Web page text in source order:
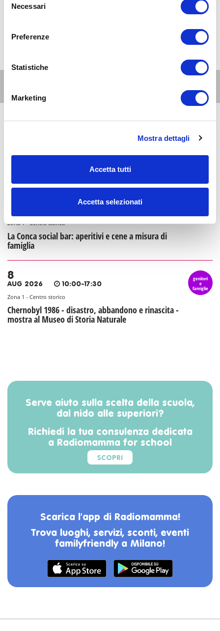
delNecessari
Preferenze
Statistiche
Marketing
Mostra dettagli
Accetta tutti
Accetta selezionati
Altri eventi per questa età
e
famiglie
Zona 1 - Centro storico
La Conca social bar: aperitivi e cene a misura di
famiglia
famiglie
8
AUG 2026 10:00-17:30
Zona 1 - Centro storico
Chernobyl 1986 - disastro, abbandono e rinascita -
mostra al Museo di Storia Naturale
genitori
e
famiglie
Serve aiuto sulla scelta della scuola,
dal nido alle superiori?
Richiedi la tua consulenza dedicata
a Radiomamma for school
SCOPRI
Scarica l'app di Radiomamma!
Trova luoghi, servizi, sconti, eventi
familyfriendly a Milano!